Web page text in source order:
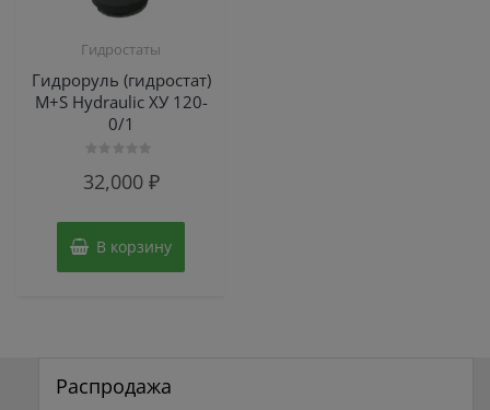
Гидростаты
Гидроруль (гидростат)
M+S Hydraulic ХУ 120-
0/1
0
32,000 ₽
В корзину
Распродажа